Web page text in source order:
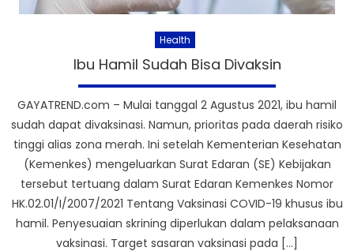
Health
Ibu Hamil Sudah Bisa Divaksin
GAYATREND.com – Mulai tanggal 2 Agustus 2021, ibu hamil
sudah dapat divaksinasi. Namun, prioritas pada daerah risiko
tinggi alias zona merah. Ini setelah Kementerian Kesehatan
(Kemenkes) mengeluarkan Surat Edaran (SE) Kebijakan
tersebut tertuang dalam Surat Edaran Kemenkes Nomor
HK.02.01/I/2007/2021 Tentang Vaksinasi COVID-19 khusus ibu
hamil. Penyesuaian skrining diperlukan dalam pelaksanaan
vaksinasi. Target sasaran vaksinasi pada […]